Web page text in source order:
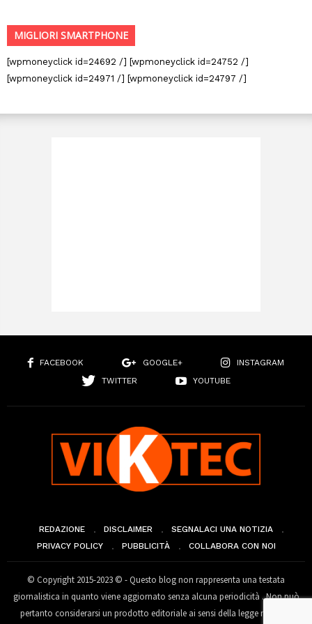
MIGLIORI SMARTPHONE
[wpmoneyclick id=24692 /] [wpmoneyclick id=24752 /]
[wpmoneyclick id=24971 /] [wpmoneyclick id=24797 /]
FACEBOOK GOOGLE+
INSTAGRAM
TWITTER
YOUTUBE
REDAZIONE DISCLAIMER
SEGNALACI UNA NOTIZIA
PRIVACY POLICY
PUBBLICITÀ COLLABORA CON NOI
© Copyright 2015-2023 © - Questo blog non rappresenta una testata
giornalistica in quanto viene aggiornato senza alcuna periodicità . Non può
pertanto considerarsi un prodotto editoriale ai sensi della legge n° 62 del